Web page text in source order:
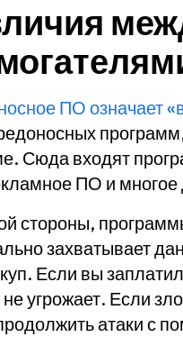
ПО означает
Сюда входят
ПО и многое
стороны,
захватывает
Если вы
не угрожает. Если
атаки с